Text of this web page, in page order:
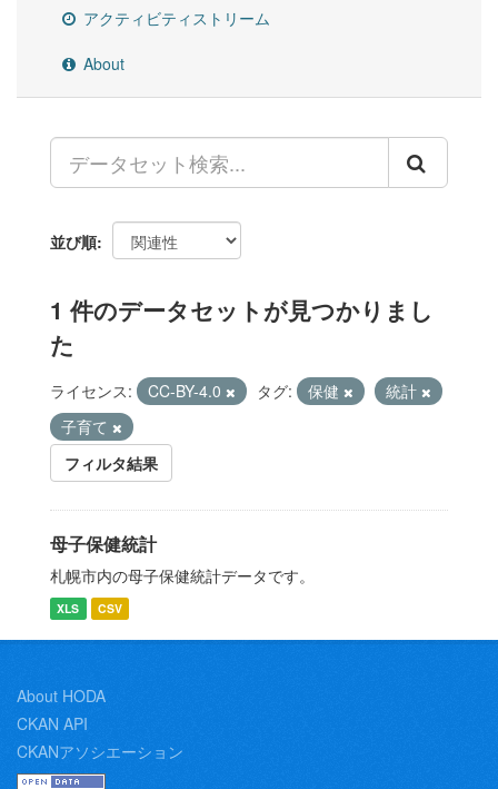
アクティビティストリーム
About
並び順
1 件のデータセットが見つかりまし
た
ライセンス: CC-BY-4.0 タグ: 保健
統計
子育て
フィルタ結果
母子保健統計
札幌市内の母子保健統計データです。
XLS CSV
About HODA
CKAN API
CKANアソシエーション